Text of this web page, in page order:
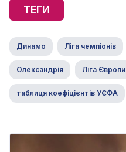
ТЕГИ
Динамо Ліга чемпіонів
Олександрія Ліга Європи
таблиця коефіцієнтів УЄФА